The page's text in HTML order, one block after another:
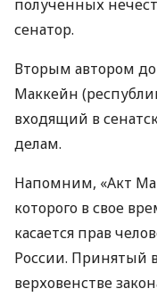
полученных
сенатор.
Вторым автором
Маккейн
входящий в
делам.
Напомним, «Акт
которого в свое
касается прав
России. Принятый
верховенстве